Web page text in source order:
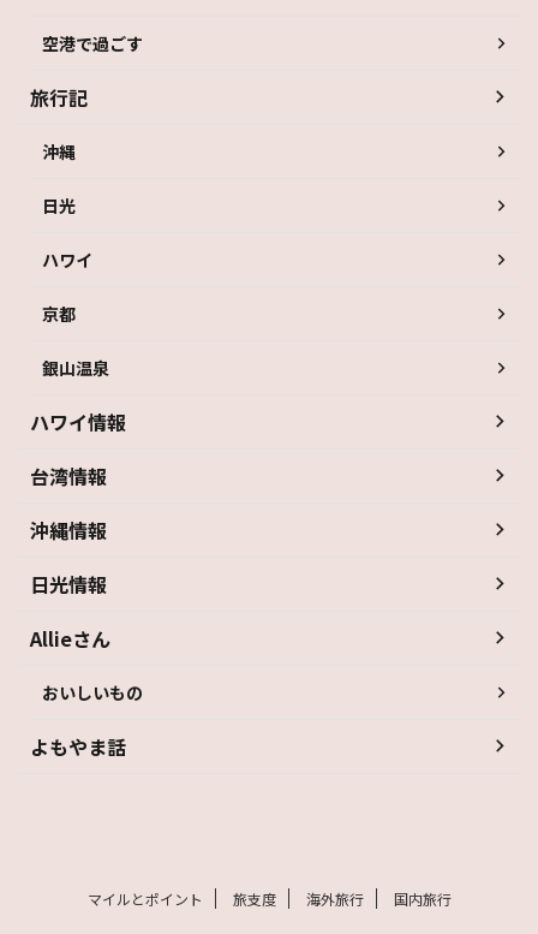
空港で過ごす
旅行記
沖縄
日光
ハワイ
京都
銀山温泉
ハワイ情報
台湾情報
沖縄情報
日光情報
Allieさん
おいしいもの
よもやま話
マイルとポイント 旅支度 海外旅行 国内旅行